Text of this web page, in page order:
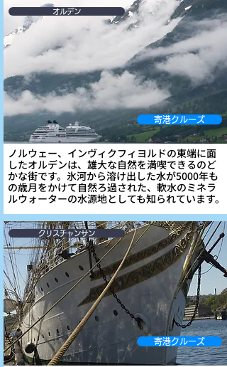
オルデン
寄港クルーズ
ノルウェー、インヴィクフィヨルドの東端に面
したオルデンは、雄大な自然を満喫できるのど
かな街です。氷河から溶け出した水が5000年も
の歳月をかけて自然ろ過された、軟水のミネラ
ルウォーターの水源地としても知られています。
クリスチャンサン
寄港クルーズ